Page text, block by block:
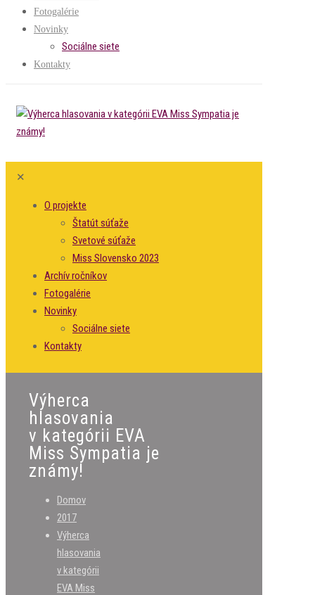
Fotogalérie
Novinky
Sociálne siete
Kontakty
✕
O projekte
Štatút súťaže
Svetové súťaže
Miss Slovensko 2023
Archív ročníkov
Fotogalérie
Novinky
Sociálne siete
Kontakty
Výherca
hlasovania
v kategórii EVA
Miss Sympatia je
známy!
Domov
2017
Výherca
hlasovania
v kategórii
EVA Miss